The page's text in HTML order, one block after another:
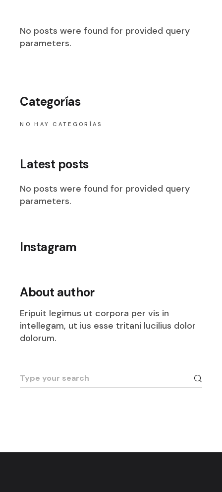
No posts were found for provided query
parameters.
Categorías
NO HAY CATEGORÍAS
Latest posts
No posts were found for provided query
parameters.
Instagram
About author
Eripuit legimus ut corpora per vis in
intellegam, ut ius esse tritani lucilius dolor
dolorum.